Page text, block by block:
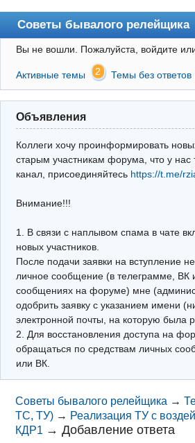
Советы бывалого релейщика
Форум
Правила
Поиск
Регистрация
Архив
Почта
Поиск релейщика
Видео РЗиА
Фотохостинг
Телеграм
Вы не вошли. Пожалуйста, войдите
Активные темы 2 Темы без ответов
Объявления
Коллеги хочу проинформировать
старым участникам форума, что у нас
канал, присоединяйтесь https://t.me/
Внимание!!!
1. В связи с наплывом спама в чате
новых участников.
После подачи заявки на вступление
личное сообщение (в телеграмме, ВК
сообщениях на форуме) мне
одобрить заявку с указанием имени
электронной почты, на которую была
2. Для восстановления доступа на
обращаться по средствам личных
или ВК.
Советы бывалого релейщика →
ТС, ТУ) → Реализация ТУ с
КДР1 →Добавление ответа